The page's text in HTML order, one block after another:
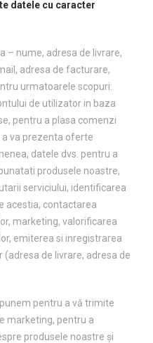
datele cu caracter
– nume, adresa de livrare,
adresa de facturare,
urmatoarele scopuri:
de utilizator in baza
pentru a plasa comenzi
va prezenta oferte
datele dvs. pentru a
produsele noastre,
serviciului, identificarea
acestia, contactarea
marketing, valorificarea
emiterea si inregistrarea
de livrare, adresa de
pentru a vă trimite
marketing, pentru a
produsele noastre și